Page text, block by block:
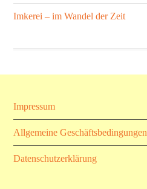
Imkerei – im Wandel der Zeit
Impressum
Allgemeine Geschäftsbedingungen
Datenschutzerklärung